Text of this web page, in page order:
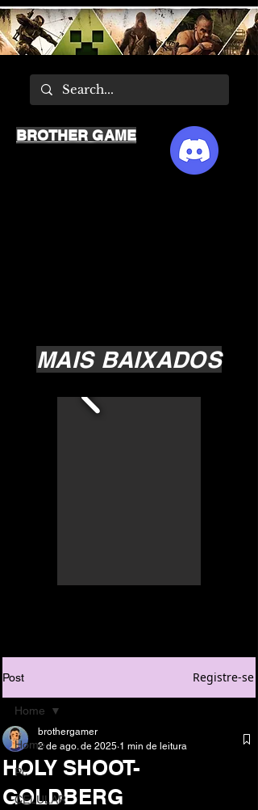
MAIS BAIXADOS
BROTHER GAME
Post Registre-se
Home
Pc
CELULAR
Home
HOLY SHOOT-
GOLDBERG
brothergamer
2 de ago. de 2025 1 min de leitura